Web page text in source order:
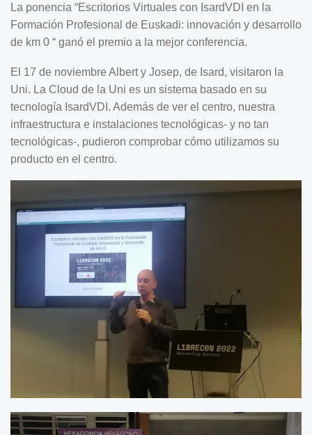
La ponencia “Escritorios Virtuales con IsardVDI en la
Formación Profesional de Euskadi: innovación y desarrollo
de km 0 “ ganó el premio a la mejor conferencia.
El 17 de noviembre Albert y Josep, de Isard, visitaron la
Uni. La Cloud de la Uni es un sistema basado en su
tecnología IsardVDI. Además de ver el centro, nuestra
infraestructura e instalaciones tecnológicas- y no tan
tecnológicas-, pudieron comprobar cómo utilizamos su
producto en el centro.